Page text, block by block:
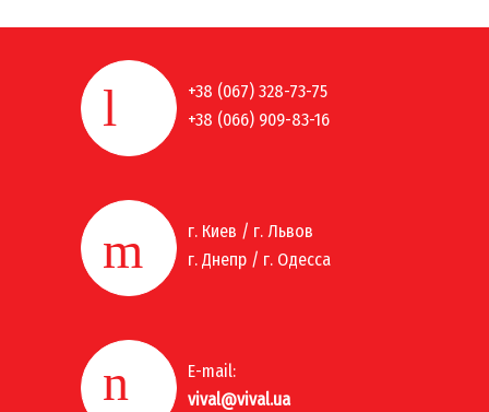
+38 (067) 328-73-75
+38 (066) 909-83-16
г. Киев / г. Львов
г. Днепр / г. Одесса
E-mail:
vival@vival.ua